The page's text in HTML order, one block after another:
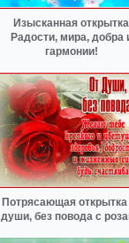
Изысканная открытка
Радости, мира, добра
гармонии!
Потрясающая открытка
души, без повода с